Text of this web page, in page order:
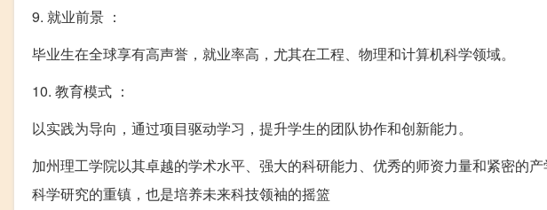
9. 就业前景 ：
毕业生在全球享有高声誉，就业率高，尤其在工程、物理和计算机科学领域。
10. 教育模式 ：
以实践为导向，通过项目驱动学习，提升学生的团队协作和创新能力。
加州理工学院以其卓越的学术水平、强大的科研能力、优秀的师资力量和紧密的
科学研究的重镇，也是培养未来科技领袖的摇篮